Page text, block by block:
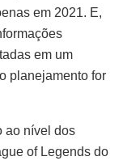
em 2021. E,
em um
planejamento for
ao nível dos
of Legends do